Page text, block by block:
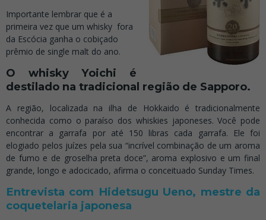
Importante lembrar que é a
primeira vez que um whisky fora
da Escócia ganha o cobiçado
prêmio de single malt do ano.
O whisky Yoichi é
destilado na tradicional região de Sapporo.
A região, localizada na ilha de Hokkaido é tradicionalmente
conhecida como o paraíso dos whiskies japoneses. Você pode
encontrar a garrafa por até 150 libras cada garrafa. Ele foi
elogiado pelos juízes pela sua “incrível combinação de um aroma
de fumo e de groselha preta doce”, aroma explosivo e um final
grande, longo e adocicado, afirma o conceituado Sunday Times.
Entrevista com Hidetsugu Ueno, mestre da
coquetelaria japonesa